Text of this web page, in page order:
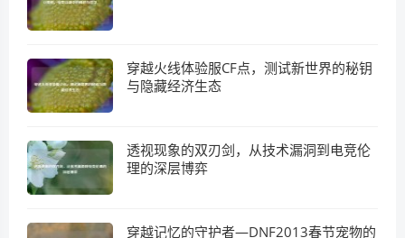
穿越火线体验服CF点，测试新世界的秘钥
与隐藏经济生态
透视现象的双刃剑，从技术漏洞到电竞伦
理的深层博弈
穿越记忆的守护者—DNF2013春节宠物的